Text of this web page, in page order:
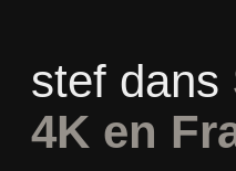
stefdans
4K en